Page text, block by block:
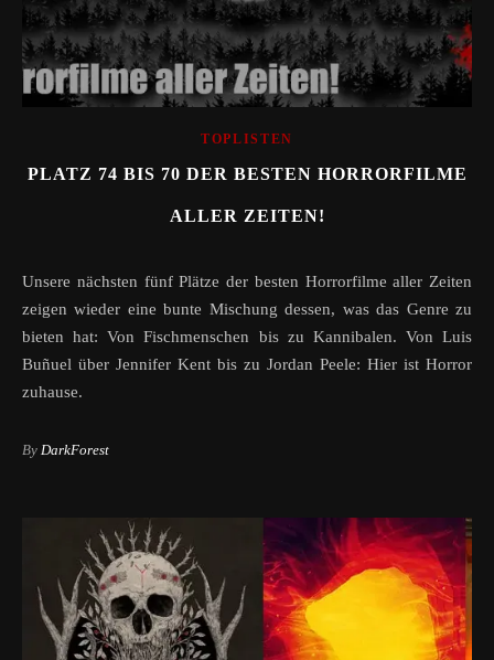
TOPLISTEN
PLATZ 74 BIS 70 DER BESTEN HORRORFILME
ALLER ZEITEN!
Unsere nächsten fünf Plätze der besten Horrorfilme aller Zeiten
zeigen wieder eine bunte Mischung dessen, was das Genre zu
bieten hat: Von Fischmenschen bis zu Kannibalen. Von Luis
Buñuel über Jennifer Kent bis zu Jordan Peele: Hier ist Horror
zuhause.
By DarkForest